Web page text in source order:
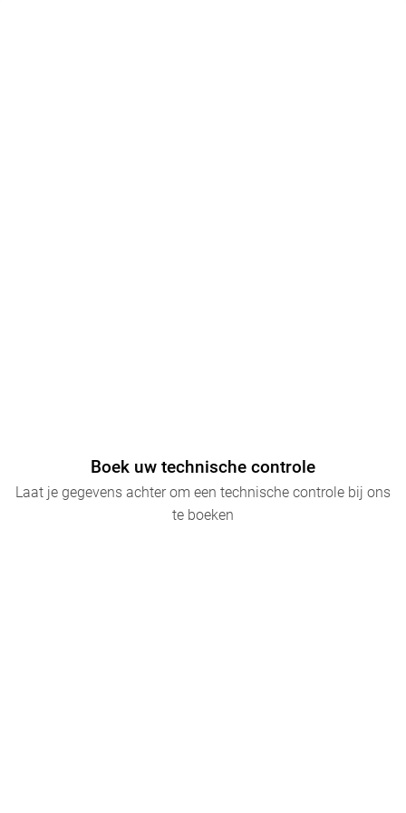
Boek uw technische controle
Laat je gegevens achter om een technische controle bij ons
te boeken